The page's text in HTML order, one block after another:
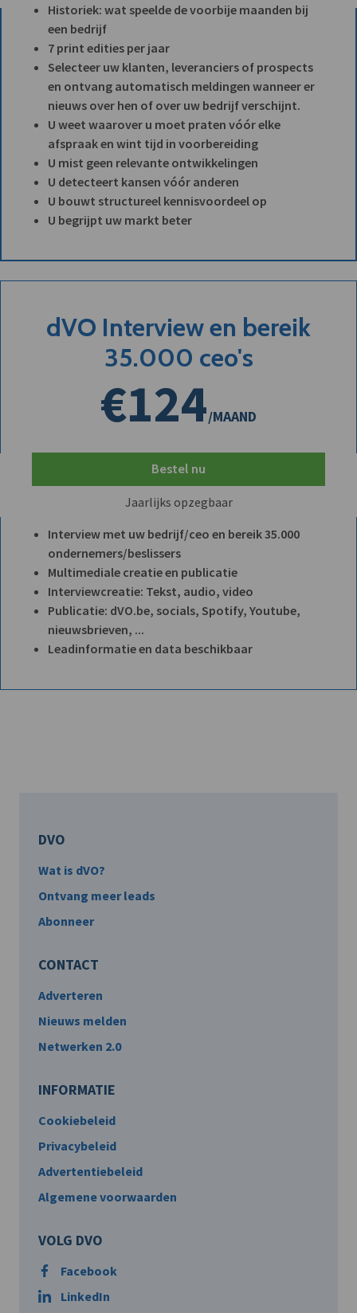
Historiek: wat speelde de voorbije maanden bij
een bedrijf
7 print edities per jaar
Selecteer uw klanten, leveranciers of prospects
en ontvang automatisch meldingen wanneer er
nieuws over hen of over uw bedrijf verschijnt.
U weet waarover u moet praten vóór elke
afspraak en wint tijd in voorbereiding
U mist geen relevante ontwikkelingen
U detecteert kansen vóór anderen
U bouwt structureel kennisvoordeel op
U begrijpt uw markt beter
dVO Interview en bereik
35.000 ceo's
€124/MAAND
Bestel nu
Jaarlijks opzegbaar
Interview met uw bedrijf/ceo en bereik 35.000
ondernemers/beslissers
Multimediale creatie en publicatie
Interviewcreatie: Tekst, audio, video
Publicatie: dVO.be, socials, Spotify, Youtube,
nieuwsbrieven, ...
Leadinformatie en data beschikbaar
DVO
Wat is dVO?
Ontvang meer leads
Abonneer
CONTACT
Adverteren
Nieuws melden
Netwerken 2.0
INFORMATIE
Cookiebeleid
Privacybeleid
Advertentiebeleid
Algemene voorwaarden
VOLG DVO
Facebook
LinkedIn